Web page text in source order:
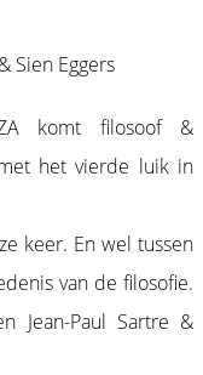
Sien Eggers
komt filosoof &
het vierde luik in
keer. En wel tussen
van de filosofie.
Jean-Paul Sartre &